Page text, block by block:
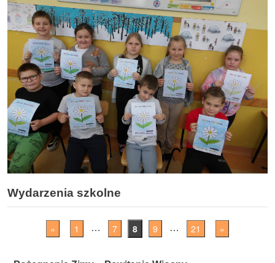
Wydarzenia szkolne
« 1 … 7 8 9 … 21 »